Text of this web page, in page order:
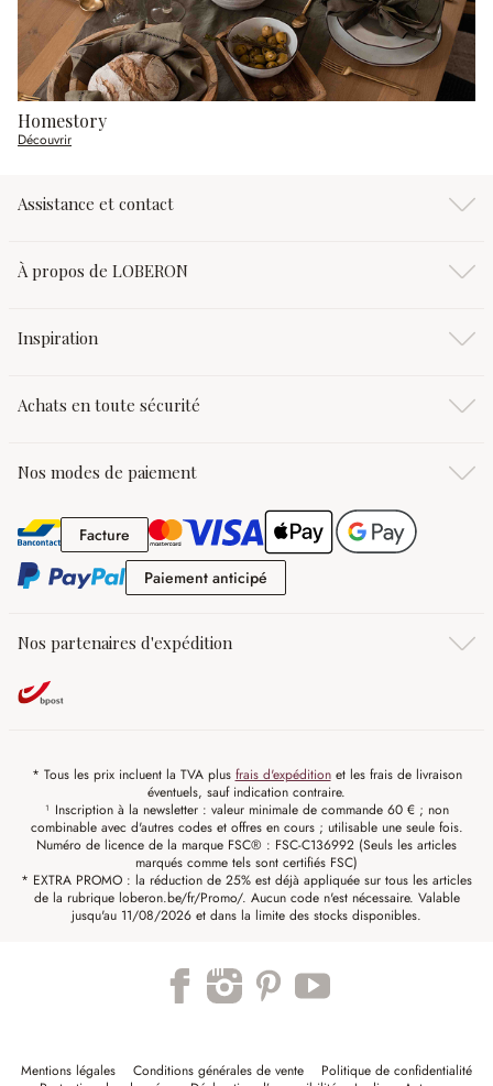
Homestory
Découvrir
Assistance et contact
À propos de LOBERON
Inspiration
Achats en toute sécurité
Nos modes de paiement
FactureFacture
Paiement anticipé
Nos partenaires d'expédition
* Tous les prix incluent la TVA plus frais d'expéditionet les frais de livraison
éventuels, sauf indication contraire.
¹ Inscription à la newsletter : valeur minimale de commande 60 € ; non
combinable avec d'autres codes et offres en cours ; utilisable une seule fois.
Numéro de licence de la marque FSC® : FSC-C136992 (Seuls les articles
marqués comme tels sont certifiés FSC)
* EXTRA PROMO : la réduction de 25% est déjà appliquée sur tous les articles
de la rubrique loberon.be/fr/Promo/. Aucun code n'est nécessaire. Valable
jusqu'au 11/08/2026 et dans la limite des stocks disponibles.
Mentions légales Conditions générales de vente
Politique de confidentialité